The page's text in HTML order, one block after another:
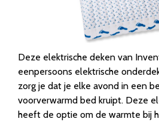
Deze elektrische deken van
eenpersoons elektrische
zorg je dat je elke avond in een
voorverwarmd bed kruipt. Deze
heeft de optie om de warmte bij